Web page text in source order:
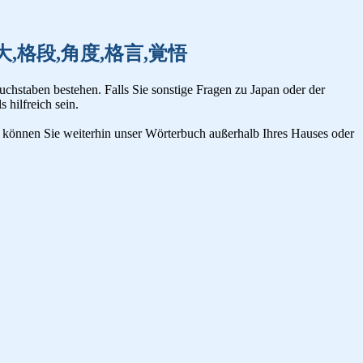
,格段,角度,格言,覚悟
bestehen. Falls Sie sonstige Fragen zu Japan oder der
hilfreich sein.
Sie weiterhin unser Wörterbuch außerhalb Ihres Hauses oder